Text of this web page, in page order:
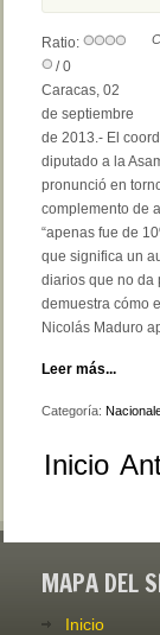
Ratio:
/ 0
Caracas, 02
de septiembre
de 2013.- El
diputado a la
pronunció en
complemento de
“apenas fue de
que significa un
diarios que no da
demuestra cómo
Nicolás Maduro
Leer más...
Categoría:
Inicio
MAPA DEL
Inicio